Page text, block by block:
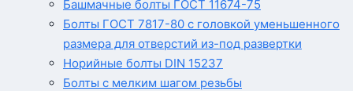
Башмачные болты ГОСТ 11674-75
Болты ГОСТ 7817-80 с головкой уменьшенного
размера для отверстий из-под развертки
Норийные болты DIN 15237
Болты с мелким шагом резьбы